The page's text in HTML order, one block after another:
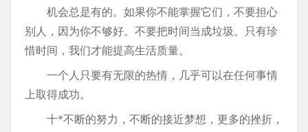
机会总是有的。如果你不能掌握它们，不要担心
别人，因为你不够好。不要把时间当成垃圾。只有珍
惜时间，我们才能提高生活质量。
一个人只要有无限的热情，几乎可以在任何事情
上取得成功。
十*不断的努力，不断的接近梦想，更多的挫折，